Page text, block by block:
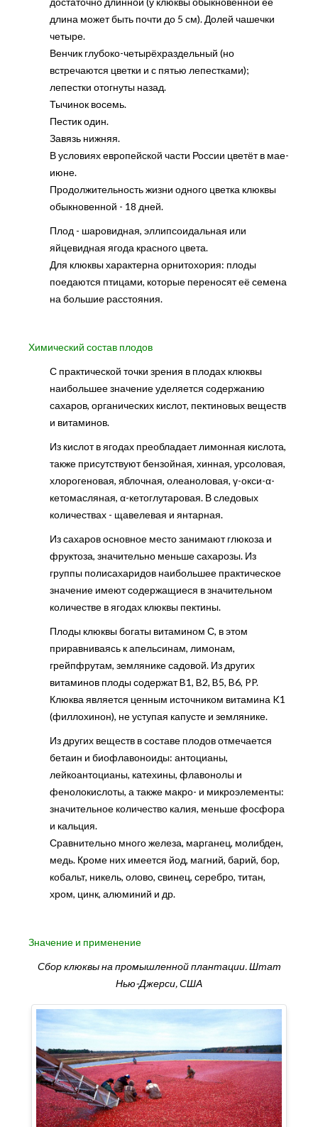
длина может быть почти до 5 см). Долей чашечки
четыре.
Венчик глубоко-четырёхраздельный (но
встречаются цветки и с пятью лепестками);
лепестки отогнуты назад.
Тычинок восемь.
Пестик один.
Завязь нижняя.
В условиях европейской части России цветёт в мае-
июне.
Продолжительность жизни одного цветка клюквы
обыкновенной - 18 дней.
Плод - шаровидная, эллипсоидальная или
яйцевидная ягода красного цвета.
Для клюквы характерна орнитохория: плоды
поедаются птицами, которые переносят её семена
на большие расстояния.
Химический состав плодов
С практической точки зрения в плодах клюквы
наибольшее значение уделяется содержанию
сахаров, органических кислот, пектиновых веществ
и витаминов.
Из кислот в ягодах преобладает лимонная кислота,
также присутствуют бензойная, хинная, урсоловая,
хлорогеновая, яблочная, олеаноловая, γ-окси-α-
кетомасляная, α-кетоглутаровая. В следовых
количествах - щавелевая и янтарная.
Из сахаров основное место занимают глюкоза и
фруктоза, значительно меньше сахарозы. Из
группы полисахаридов наибольшее практическое
значение имеют содержащиеся в значительном
количестве в ягодах клюквы пектины.
Плоды клюквы богаты витамином С, в этом
приравниваясь к апельсинам, лимонам,
грейпфрутам, землянике садовой. Из других
витаминов плоды содержат B1, B2, B5, B6, PP.
Клюква является ценным источником витамина K1
(филлохинон), не уступая капусте и землянике.
Из других веществ в составе плодов отмечается
бетаин и биофлавоноиды: антоцианы,
лейкоантоцианы, катехины, флавонолы и
фенолокислоты, а также макро- и микроэлементы:
значительное количество калия, меньше фосфора
и кальция.
Сравнительно много железа, марганец, молибден,
медь. Кроме них имеется йод, магний, барий, бор,
кобальт, никель, олово, свинец, серебро, титан,
хром, цинк, алюминий и др.
Значение и применение
Сбор клюквы на промышленной плантации. Штат
Нью-Джерси, США